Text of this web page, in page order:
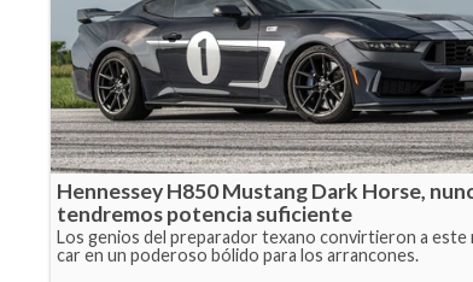
Hennessey H850 Mustang Dark Horse,
tendremos potencia suficiente
Los genios del preparador texano convirtieron a este
car en un poderoso bólido para los arrancones.